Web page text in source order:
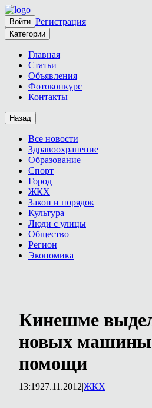
Войти Регистрация
Категории
Главная
Статьи
Объявления
Фотоконкурс
Контакты
Назад
Все новости
Здравоохранение
Образование
Спорт
Город
ЖКХ
Закон и порядок
Культура
Люди с улицы
Общество
Регион
Экономика
Кинешме
новых машины
помощи
13:1927.11.2012|ЖКХ